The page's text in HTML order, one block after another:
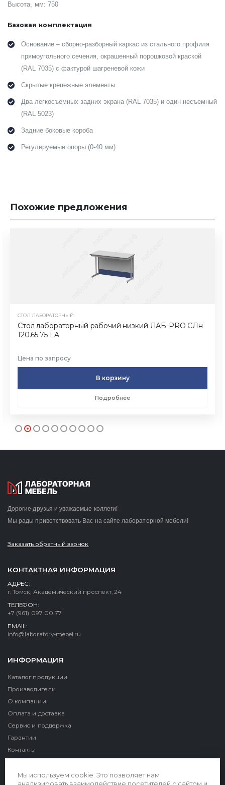
Высота, мм: 750
Базовая комплектация
Основание – сборно-разборный каркас из стального профиля
прямоугольного сечения, окрашенный порошковой краской
(RAL 7035) с фактурой шагреневой кожи
Скрытые крепежные элементы
Два легкосъемных задних экрана (RAL 7035) и один несъемный
(RAL 5023)
Задние боковые короба
Регулируемые опоры (0-40 мм)
Похожие предложения
СТОЛ ЛАБОРАТОРНЫЙ
Стол лабораторный рабочий низкий ЛАБ-PRO CЛн
120.65.75 LA
Цена по запросу
В корзину
Подробнее
Дорогие друзья и уважаемые коллеги!
Мы рады приветствовать Вас на сайте лабораторной мебели!
Заказать обратный звонок
КОНТАКТНАЯ ИНФОРМАЦИЯ
АДРЕС:
г. Томск, Академический проспект, 24
ТЕЛЕФОН:
+7 (961) 097 00 77
EMAIL:
info@laboratory-mebel.ru
ИНФОРМАЦИЯ
Каталог продукции
Производители
О компании
Оплата и доставка
Сервис и поддержка
Гарантии
Контакты
Мы используем cookie. Это позволяет нам